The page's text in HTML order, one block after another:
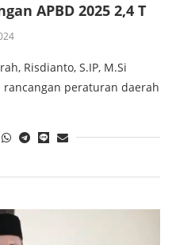
APBD 2025 2,4 T
Risdianto, S.IP, M.Si
peraturan daerah